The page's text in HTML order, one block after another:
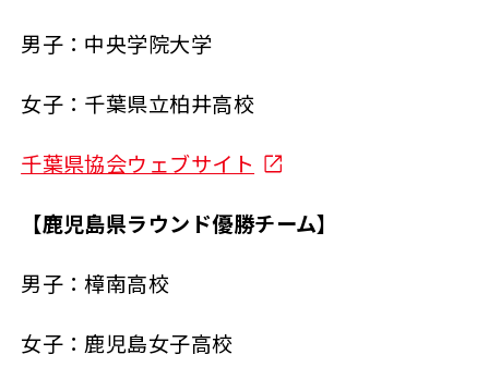
男子：中央学院大学
女子：千葉県立柏井高校
千葉県協会ウェブサイト
【鹿児島県ラウンド優勝チーム】
男子：樟南高校
女子：鹿児島女子高校